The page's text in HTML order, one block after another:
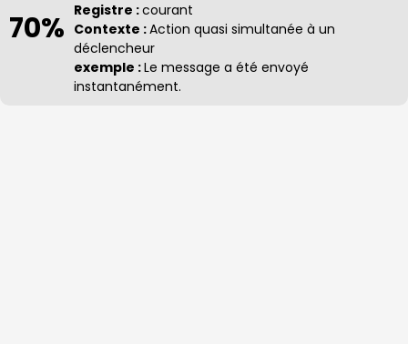
70% Registre :courant
Contexte :Action quasi simultanée à un
déclencheur
exemple :Le message a été envoyé
instantanément.